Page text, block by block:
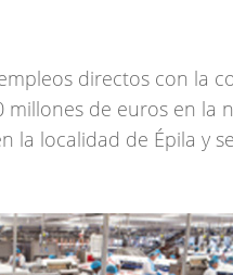
directos con la
de euros en la
la localidad de Épila y